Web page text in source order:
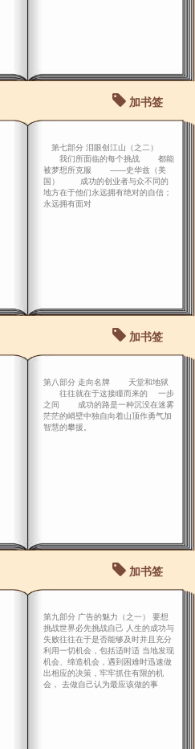
加书签
第七部分 泪眼创江山（之二）
我们所面临的每个挑战 都能
被梦想所克服 ――史华兹（美
国） 成功的创业者与众不同的
地方在于他们永远拥有绝对的自信；
永远拥有面对
加书签
第八部分 走向名牌 天堂和地狱
往往就在于这接瞳而来的 一步
之间 成功的路是一种沉没在迷雾
茫茫的峭壁中独自向着山顶作勇气加
智慧的攀援。
加书签
第九部分 广告的魅力（之一） 要想
挑战世界必先挑战自己 人生的成功与
失败往往在于是否能够及时并且充分
利用一切机会，包括适时适 当地发现
机会、缔造机会，遇到困难时迅速做
出相应的决策，牢牢抓住有限的机
会， 去做自己认为最应该做的事